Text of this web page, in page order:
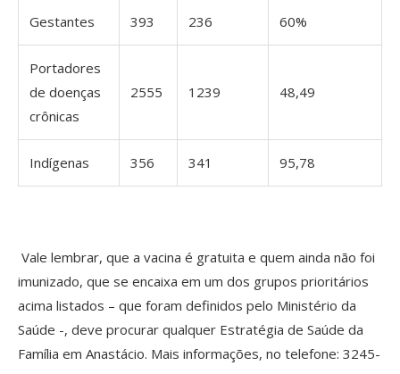
Gestantes 393 236 60%
Portadores
de doenças
crônicas
2555 1239 48,49
Indígenas 356 341 95,78
Vale lembrar, que a vacina é gratuita e quem ainda não foi
imunizado, que se encaixa em um dos grupos prioritários
acima listados – que foram definidos pelo Ministério da
Saúde -, deve procurar qualquer Estratégia de Saúde da
Família em Anastácio. Mais informações, no telefone: 3245-